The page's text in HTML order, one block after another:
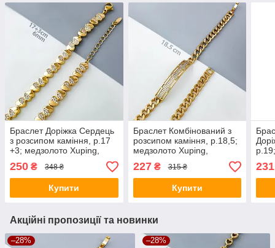
Браслет Доріжка Сердець
з розсипом каміння, р.17
+3; медзолото Xuping,
позолота 18К
250 ₴ 348 ₴
Купити
Браслет Комбінований з
розсипом каміння, р.18,5;
медзолото Xuping,
позолота 18К
227₴ 315 ₴
Купити
231
Акційні пропозиції та новинки
–28% –28%